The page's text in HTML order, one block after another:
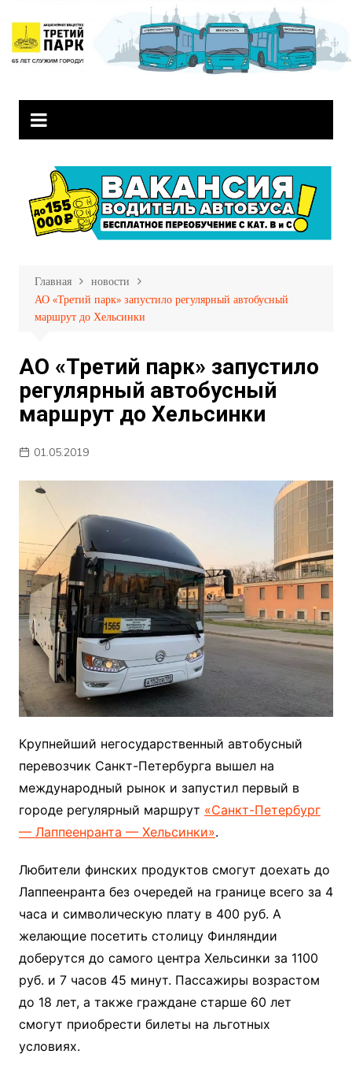
содержимому
Главная
новости
АО «Третий парк» запустило регулярный автобусный
маршрут до Хельсинки
АО «Третий парк» запустило
регулярный автобусный
маршрут до Хельсинки
01.05.2019
Крупнейший негосударственный автобусный
перевозчик Санкт-Петербурга вышел на
международный рынок и запустил первый в
городе регулярный маршрут «Санкт-Петербург
— Лаппеенранта — Хельсинки».
Любители финских продуктов смогут доехать до
Лаппеенранта без очередей на границе всего за 4
часа и символическую плату в 400 руб. А
желающие посетить столицу Финляндии
доберутся до самого центра Хельсинки за 1100
руб. и 7 часов 45 минут. Пассажиры возрастом
до 18 лет, а также граждане старше 60 лет
смогут приобрести билеты на льготных
условиях.